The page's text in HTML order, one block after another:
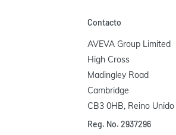
Contacto
AVEVA Group Limited
High Cross
Madingley Road
Cambridge
CB3 0HB, Reino Unido
Reg. No. 2937296